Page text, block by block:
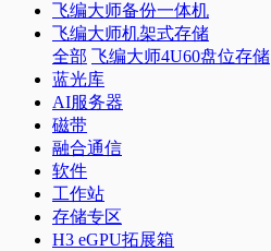
飞编大师备份一体机
飞编大师机架式存储
全部 飞编大师4U60盘位存储
蓝光库
AI服务器
磁带
融合通信
软件
工作站
存储专区
H3 eGPU拓展箱